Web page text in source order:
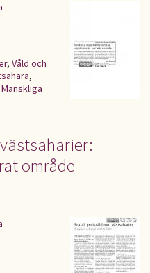
, Våld och
,
Mänskliga
område